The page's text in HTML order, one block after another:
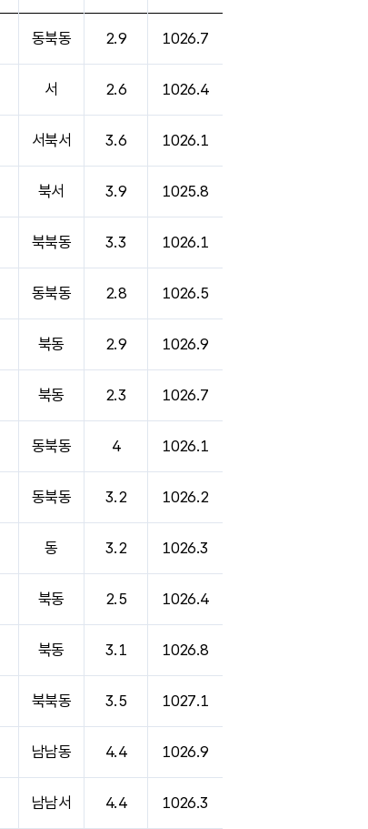
동북동 2.9 1026.7
서 2.6 1026.4
서북서 3.6 1026.1
북서 3.9 1025.8
북북동 3.3 1026.1
동북동 2.8 1026.5
북동 2.9 1026.9
북동 2.3 1026.7
동북동 4 1026.1
동북동 3.2 1026.2
동 3.2 1026.3
북동 2.5 1026.4
북동 3.1 1026.8
북북동 3.5 1027.1
남남동 4.4 1026.9
남남서 4.4 1026.3